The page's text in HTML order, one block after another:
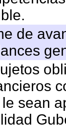
de
sean